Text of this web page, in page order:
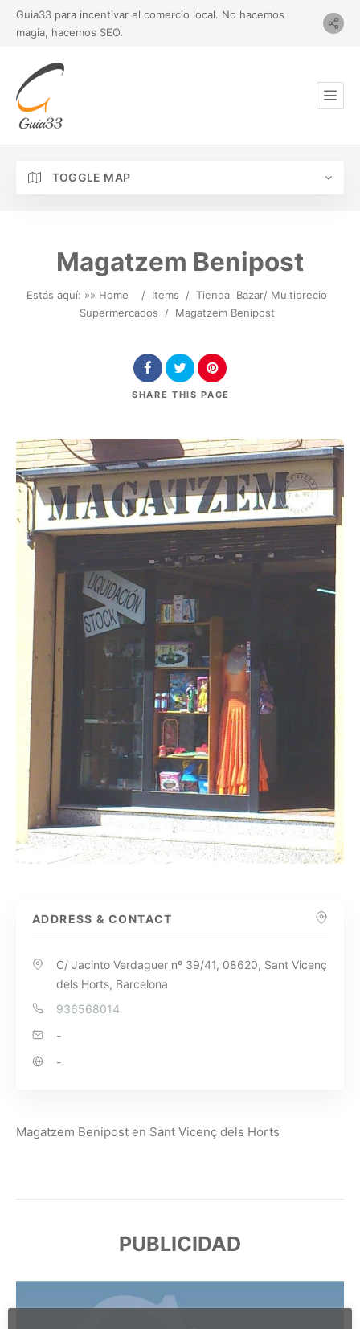
Guia33 para incentivar el comercio local. No hacemos
magia, hacemos SEO.
TOGGLE MAP
Magatzem Benipost
Estás aquí: »» Home / Items / Tienda Bazar/ Multiprecio
Supermercados
/ Magatzem Benipost
SHARE THIS PAGE
ADDRESS & CONTACT
C/ Jacinto Verdaguer nº 39/41, 08620, Sant Vicenç
dels Horts, Barcelona
936568014
-
-
Magatzem Benipost en Sant Vicenç dels Horts
PUBLICIDAD